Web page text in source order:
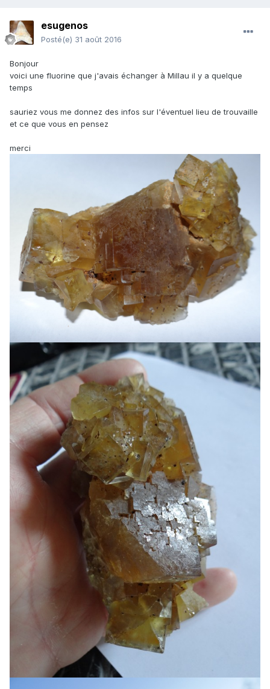
esugenos
Posté(e) 31 août 2016
Bonjour
voici une fluorine que j'avais échanger à Millau il y a quelque
temps
sauriez vous me donnez des infos sur l'éventuel lieu de trouvaille
et ce que vous en pensez
merci